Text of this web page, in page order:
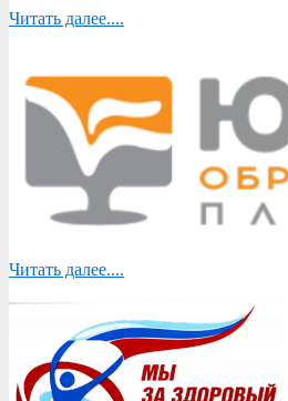
Читать далее....
Читать далее....